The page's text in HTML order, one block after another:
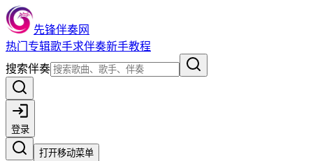
先锋伴奏网
热门 专辑歌手求伴奏新手教程
搜索伴奏
登录
打开移动菜单